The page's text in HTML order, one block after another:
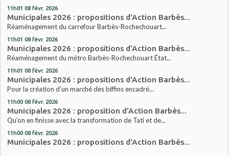
11h01 08 févr. 2026
Municipales 2026 : propositions d'Action Barbès...
Réaménagement du carrefour Barbès-Rochechouart...
11h01 08 févr. 2026
Municipales 2026 : propositions d'Action Barbès...
Réaménagement du métro Barbès-Rochechouart État...
11h01 08 févr. 2026
Municipales 2026 : propositions d'Action Barbès...
Pour la création d’un marché des biffins encadré...
11h00 08 févr. 2026
Municipales 2026 : proposition d'Action Barbès...
Qu’on en finisse avec la transformation de Tati et de...
11h00 08 févr. 2026
Municipales 2026 : propositions d'Action Barbès...